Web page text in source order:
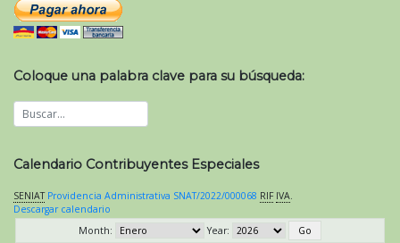
Coloque una palabra clave para su búsqueda:
Calendario Contribuyentes Especiales
SENIAT Providencia Administrativa SNAT/2022/000068 RIF IVA
Descargar calendario
Month:
Year: